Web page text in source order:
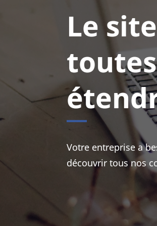
Le
Votre entreprise a
découvrir tous nos